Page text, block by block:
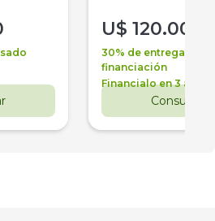
U$ 120.000
30% de entrega +
financiación
Financialo en 3 años
Consultar